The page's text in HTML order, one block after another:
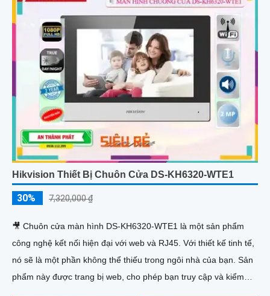
Hikvision Thiết Bị Chuôn Cửa DS-KH6320-WTE1
30% 7,320,000 ₫
🎥 Chuôn cửa màn hình DS-KH6320-WTE1 là một sản phẩm
công nghệ kết nối hiện đại với web và RJ45. Với thiết kế tinh tế,
nó sẽ là một phần không thể thiếu trong ngôi nhà của bạn. Sản
phẩm này được trang bị web, cho phép bạn truy cập và kiểm